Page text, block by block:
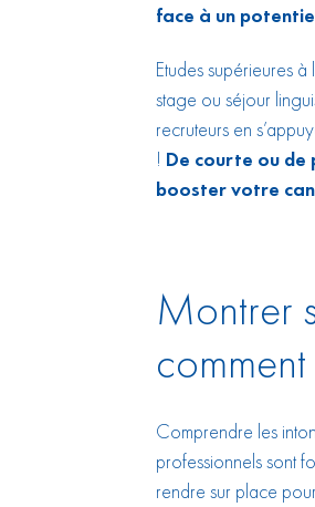
face à un
Etudes supérieures à
stage ou séjour
recruteurs en
! De courte ou
booster votre
Montrer
Comprendre les
professionnels sont
rendre sur place